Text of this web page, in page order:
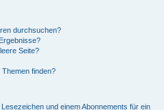
durchsuchen?
Seite?
finden?
und einem Abonnements für ein